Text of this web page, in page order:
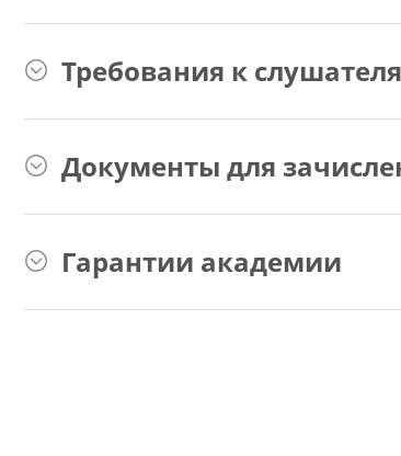
Требования к
Документы для
Гарантии академии